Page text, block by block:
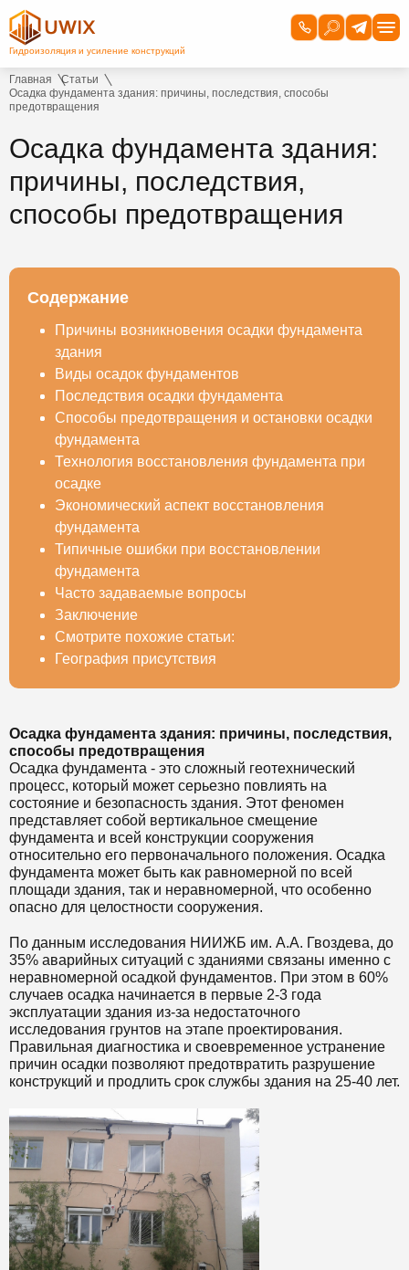
Главная
Статьи
Осадка фундамента здания: причины, последствия, способы
предотвращения
Осадка фундамента здания:
причины, последствия,
способы предотвращения
Содержание
Причины возникновения осадки фундамента
здания
Виды осадок фундаментов
Последствия осадки фундамента
Способы предотвращения и остановки осадки
фундамента
Технология восстановления фундамента при
осадке
Экономический аспект восстановления
фундамента
Типичные ошибки при восстановлении
фундамента
Часто задаваемые вопросы
Заключение
Смотрите похожие статьи:
География присутствия
Осадка фундамента здания: причины, последствия,
способы предотвращения
Осадка фундамента - это сложный геотехнический
процесс, который может серьезно повлиять на
состояние и безопасность здания. Этот феномен
представляет собой вертикальное смещение
фундамента и всей конструкции сооружения
относительно его первоначального положения. Осадка
фундамента может быть как равномерной по всей
площади здания, так и неравномерной, что особенно
опасно для целостности сооружения.
По данным исследования НИИЖБ им. А.А. Гвоздева, до
35% аварийных ситуаций с зданиями связаны именно с
неравномерной осадкой фундаментов. При этом в 60%
случаев осадка начинается в первые 2-3 года
эксплуатации здания из-за недостаточного
исследования грунтов на этапе проектирования.
Правильная диагностика и своевременное устранение
причин осадки позволяют предотвратить разрушение
конструкций и продлить срок службы здания на 25-40 лет.